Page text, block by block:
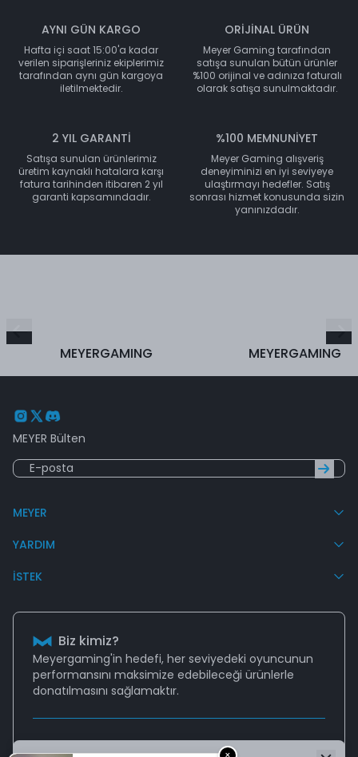
AYNI GÜN KARGO
Hafta içi saat 15:00'a kadar
verilen siparişleriniz ekiplerimiz
tarafından aynı gün kargoya
iletilmektedir.
ORİJİNAL ÜRÜN
Meyer Gaming tarafından
satışa sunulan bütün ürünler
%100 orijinal ve adınıza faturalı
olarak satışa sunulmaktadır.
2 YIL GARANTİ
Satışa sunulan ürünlerimiz
üretim kaynaklı hatalara karşı
fatura tarihinden itibaren 2 yıl
garanti kapsamındadır.
%100 MEMNUNİYET
Meyer Gaming alışveriş
deneyiminizi en iyi seviyeye
ulaştırmayı hedefler. Satış
sonrası hizmet konusunda sizin
yanınızdadır.
MEYERGAMING MEYERGAMING
MEYER Bülten
MEYER
YARDIM
İSTEK
Biz kimiz?
Meyergaming'in hedefi, her seviyedeki oyuncunun
performansını maksimize edebileceği ürünlerle
donatılmasını sağlamaktır.